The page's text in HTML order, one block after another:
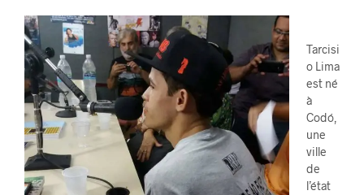
Tarcisi
o Lima
est né
à
Codó,
une
ville
de
l’état